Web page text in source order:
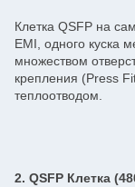
Клетка QSFP на
EMI, одного куска
множеством
крепления (Press
теплоотводом.
2. QSFP Клетка